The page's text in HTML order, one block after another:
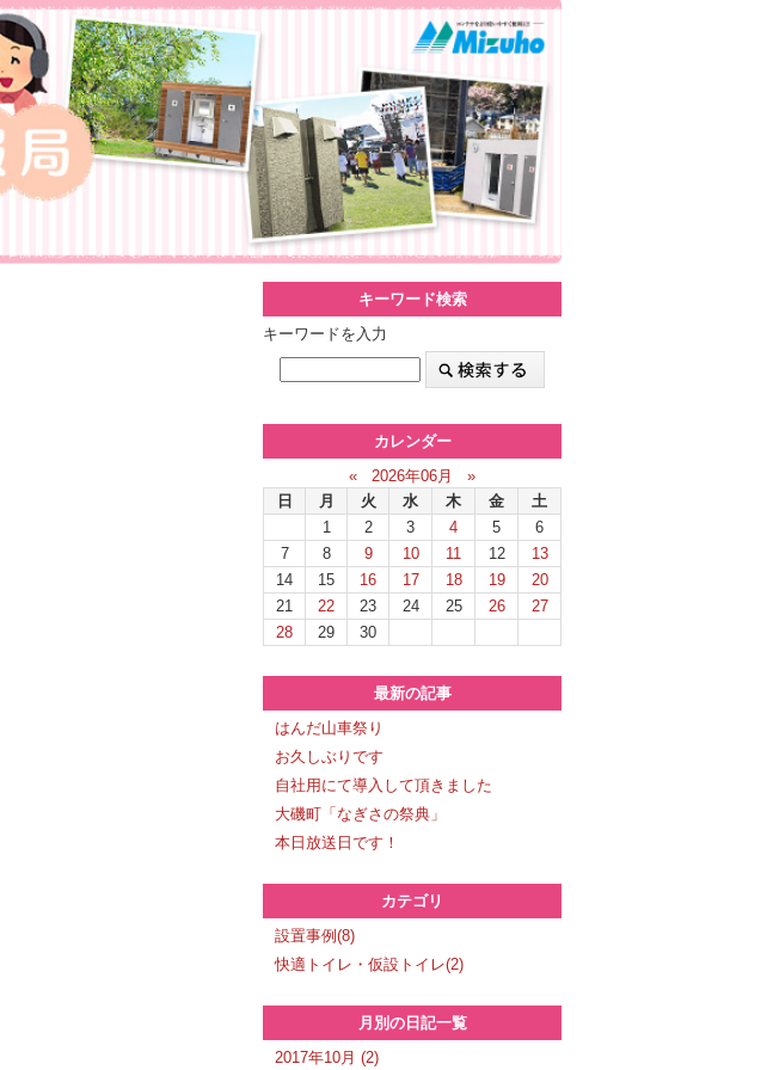
キーワード検索
キーワードを入力
カレンダー
«
2026年06月
»
日
月 火 水 木 金
土
1
2 3 4 5
6
7
8 9 10 11 12
13
14
15 16 17 18 19
20
21
22 23 24 25 26
27
28
29 30
最新の記事
はんだ山車祭り
お久しぶりです
自社用にて導入して頂きました
大磯町「なぎさの祭典」
本日放送日です！
カテゴリ
設置事例(8)
快適トイレ・仮設トイレ(2)
月別の日記一覧
2017年10月 (2)